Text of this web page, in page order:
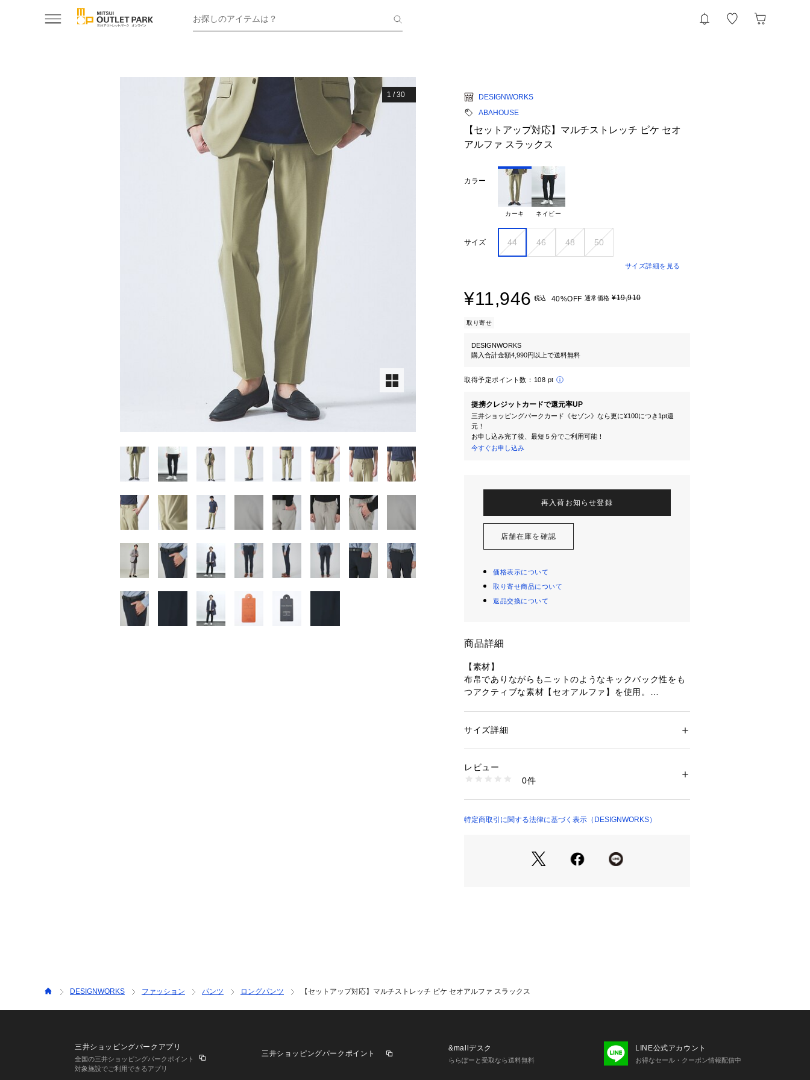
お探しのアイテムは？
1 /30
DESIGNWORKS
ABAHOUSE
【セットアップ対応】マルチストレッチ ピケ セオ
アルファ スラックス
カラー
カーキ ネイビー
サイズ 44 46 48 50
サイズ詳細を見る
¥11,946 税込 40%OFF 通常価格 ¥19,910
取り寄せ
DESIGNWORKS
購入合計金額4,990円以上で送料無料
取得予定ポイント数： 108 pt
提携クレジットカードで還元率UP
三井ショッピングパークカード《セゾン》なら更に¥100につき1pt還
元！
お申し込み完了後、最短５分でご利用可能！
今すぐお申し込み
再入荷お知らせ登録
店舗在庫を確認
価格表示について
取り寄せ商品について
返品交換について
商品詳細
【素材】
布帛でありながらもニットのようなキックバック性をも
つアクティブな素材【セオアルファ】を使用。
程よい厚みがあり、ジャージのようなエアリーさを持ち
ブな動きをしてもストレス少なくご着用いただけます。
オールシーズン対応で、定番的に使用し易くなっていま
ウェストにゴム入りのイージーパンツ仕様にしていま
ケ セオアルファ ジャケット＞もございます【品番：004
58082001】
ネイビー モデル：H186 B90 W74 H90 着用サイズ：48
性別：メンズ
洗濯：手洗い可
※詳しい洗濯方法については、商品の品質表示タグをご覧くださ
商品番号：1096900001160 （モール）
サイズ詳細
レビュー
0件
特定商取引に関する法律に基づく表示（DESIGNWORKS）
DESIGNWORKS ファッション パンツ ロングパンツ 【セットアップ対応】マルチストレッチ ピケ セオアルファ スラックス
三井ショッピングパークアプリ
全国の三井ショッピングパークポイント
対象施設でご利用できるアプリ
三井ショッピングパークポイント
&mallデスク
ららぽーと受取なら送料無料
LINE公式アカウント
お得なセール・クーポン情報配信中